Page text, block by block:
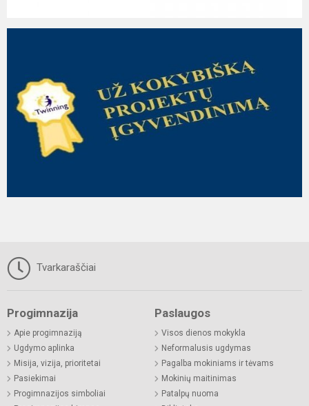
Tvarkaraščiai
Progimnazija
Apie progimnaziją
Ugdymo aplinka
Misija, vizija, prioritetai
Pasiekimai
Progimnazijos simboliai
Paslaugos
Visos dienos mokykla
Neformalusis ugdymas
Pagalba mokiniams ir tėvams
Mokinių maitinimas
Patalpų nuoma